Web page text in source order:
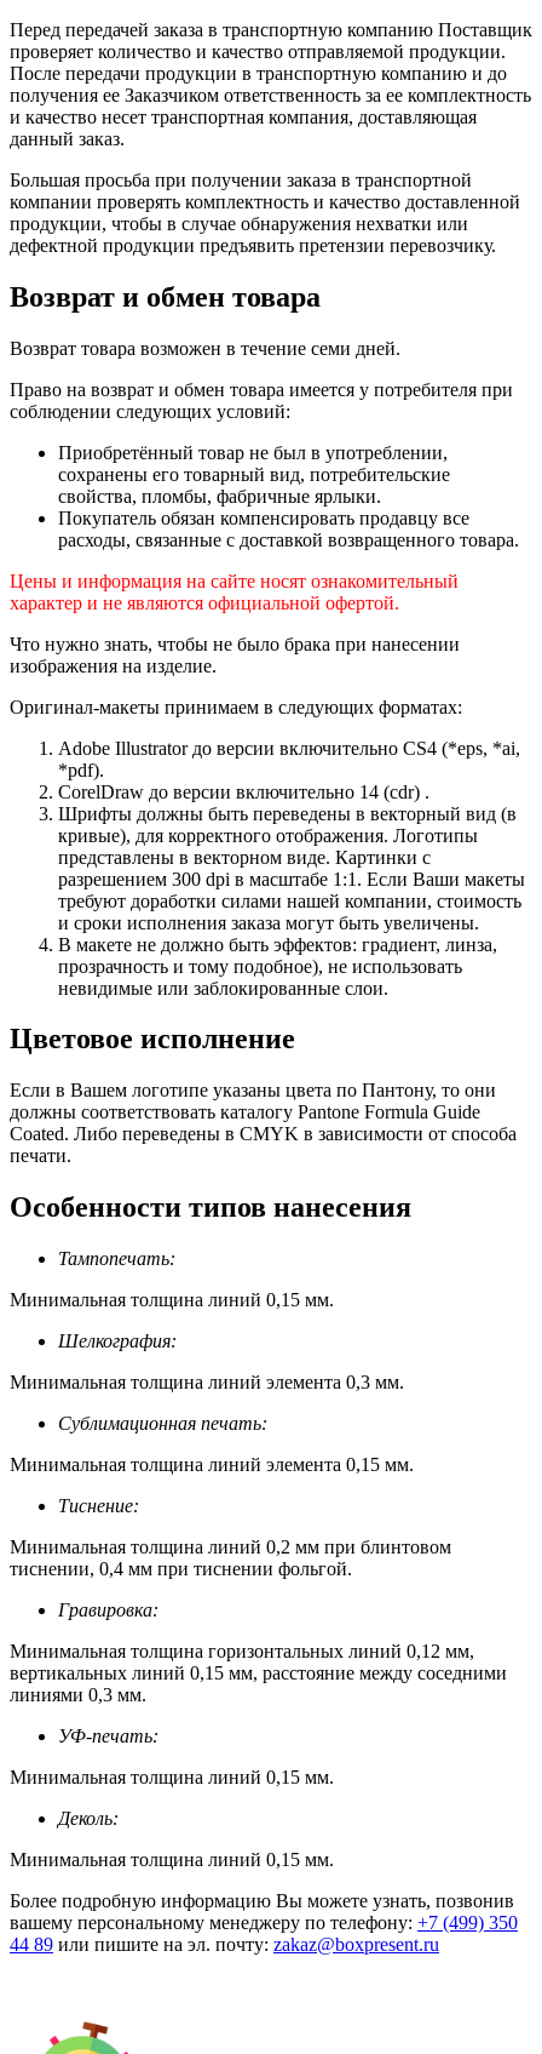
Перед передачей заказа в транспортную компанию Поставщик
проверяет количество и качество отправляемой продукции.
После передачи продукции в транспортную компанию и до
получения ее Заказчиком ответственность за ее комплектность
и качество несет транспортная компания, доставляющая
данный заказ.
Большая просьба при получении заказа в транспортной
компании проверять комплектность и качество доставленной
продукции, чтобы в случае обнаружения нехватки или
дефектной продукции предъявить претензии перевозчику.
Возврат и обмен товара
Возврат товара возможен в течение семи дней.
Право на возврат и обмен товара имеется у потребителя при
соблюдении следующих условий:
Приобретённый товар не был в употреблении,
сохранены его товарный вид, потребительские
свойства, пломбы, фабричные ярлыки.
Покупатель обязан компенсировать продавцу все
расходы, связанные с доставкой возвращенного товара.
Цены и информация на сайте носят ознакомительный
характер и не являются официальной офертой.
Что нужно знать, чтобы не было брака при нанесении
изображения на изделие.
Оригинал-макеты принимаем в следующих форматах:
Adobe Illustrator до версии включительно CS4 (*eps, *ai,
*pdf).
CorelDraw до версии включительно 14 (cdr) .
Шрифты должны быть переведены в векторный вид (в
кривые), для корректного отображения. Логотипы
представлены в векторном виде. Картинки с
разрешением 300 dpi в масштабе 1:1. Если Ваши макеты
требуют доработки силами нашей компании, стоимость
и сроки исполнения заказа могут быть увеличены.
В макете не должно быть эффектов: градиент, линза,
прозрачность и тому подобное), не использовать
невидимые или заблокированные слои.
Цветовое исполнение
Если в Вашем логотипе указаны цвета по Пантону, то они
должны соответствовать каталогу Pantone Formula Guide
Coated. Либо переведены в CMYK в зависимости от способа
печати.
Особенности типов нанесения
Тампопечать:
Минимальная толщина линий 0,15 мм.
Шелкография:
Минимальная толщина линий элемента 0,3 мм.
Сублимационная печать:
Минимальная толщина линий элемента 0,15 мм.
Тиснение:
Минимальная толщина линий 0,2 мм при блинтовом
тиснении, 0,4 мм при тиснении фольгой.
Гравировка:
Минимальная толщина горизонтальных линий 0,12 мм,
вертикальных линий 0,15 мм, расстояние между соседними
линиями 0,3 мм.
УФ-печать:
Минимальная толщина линий 0,15 мм.
Деколь:
Минимальная толщина линий 0,15 мм.
Более подробную информацию Вы можете узнать, позвонив
вашему персональному менеджеру по телефону: +7 (499) 350
44 89 или пишите на эл. почту: zakaz@boxpresent.ru